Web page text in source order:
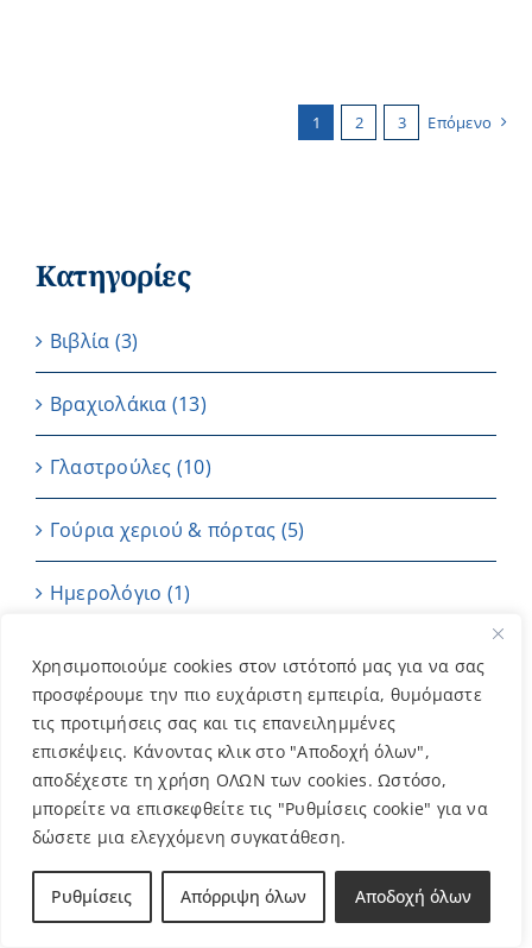
Χρησιμοποιούμε cookies στον ιστότοπό μας για να σας
προσφέρουμε την πιο ευχάριστη εμπειρία, θυμόμαστε
τις προτιμήσεις σας και τις επανειλημμένες
επισκέψεις. Κάνοντας κλικ στο "Αποδοχή όλων",
αποδέχεστε τη χρήση ΟΛΩΝ των cookies. Ωστόσο,
μπορείτε να επισκεφθείτε τις "Ρυθμίσεις cookie" για να
δώσετε μια ελεγχόμενη συγκατάθεση.
Ρυθμίσεις Απόρριψη όλων Αποδοχή όλων
1 2 3 Επόμενο
Κατηγορίες
Βιβλία (3)
Βραχιολάκια (13)
Γλαστρούλες (10)
Γούρια χεριού & πόρτας (5)
Ημερολόγιο (1)
Καρτούλες(4)
Κεριά(7)
Μπαντάνες (2)
Μπομπονιέρες (202)
ΜΠΡΕΛΟΚ (11)